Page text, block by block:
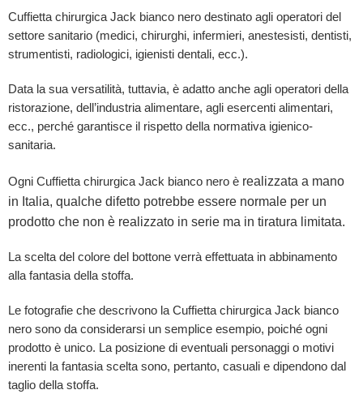
Cuffietta chirurgica Jack bianco nero destinato agli operatori del
settore sanitario (medici, chirurghi, infermieri, anestesisti, dentisti,
strumentisti, radiologici, igienisti dentali, ecc.).
Data la sua versatilità, tuttavia, è adatto anche agli operatori della
ristorazione, dell’industria alimentare, agli esercenti alimentari,
ecc., perché garantisce il rispetto della normativa igienico-
sanitaria.
Ogni Cuffietta chirurgica Jack bianco nero è realizzata a mano
in Italia, qualche difetto potrebbe essere normale per un
prodotto che non è realizzato in serie ma in tiratura limitata.
La scelta del colore del bottone verrà effettuata in abbinamento
alla fantasia della stoffa.
Le fotografie che descrivono la Cuffietta chirurgica Jack bianco
nero sono da considerarsi un semplice esempio, poiché ogni
prodotto è unico. La posizione di eventuali personaggi o motivi
inerenti la fantasia scelta sono, pertanto, casuali e dipendono dal
taglio della stoffa.